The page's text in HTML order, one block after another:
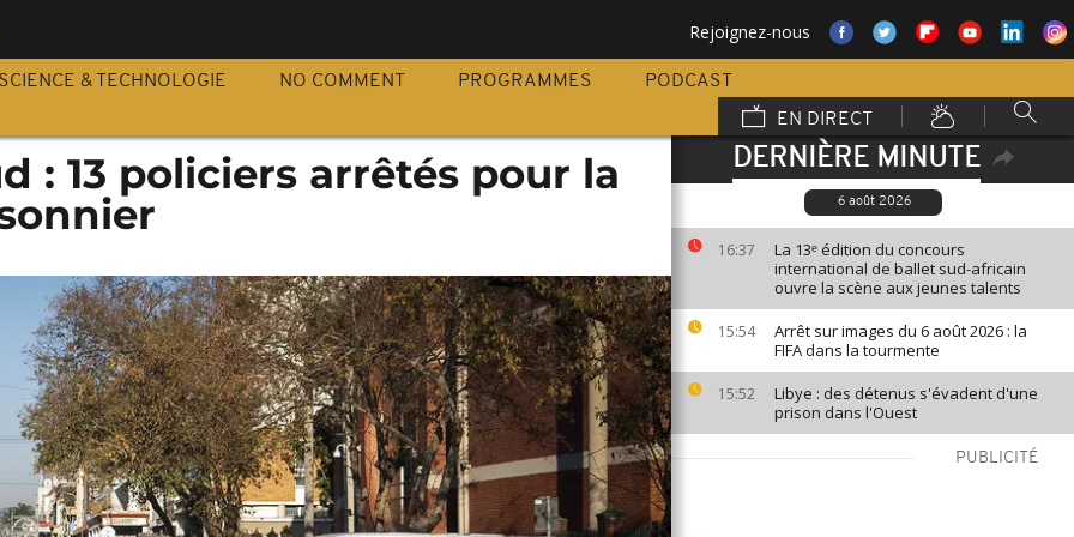
Rejoignez-nous
SCIENCE & TECHNOLOGIE NO COMMENT PROGRAMMES
PODCAST
EN DIRECT
DERNIÈRE MINUTE
6 août 2026
16:37
La 13ᵉ édition du concours
international de ballet sud-africain
ouvre la scène aux jeunes talents
15:54
Arrêt sur images du 6 août 2026 : la
FIFA dans la tourmente
15:52
Libye : des détenus s'évadent d'une
prison dans l'Ouest
PUBLICITÉ
: 13 policiers arrêtés pour la